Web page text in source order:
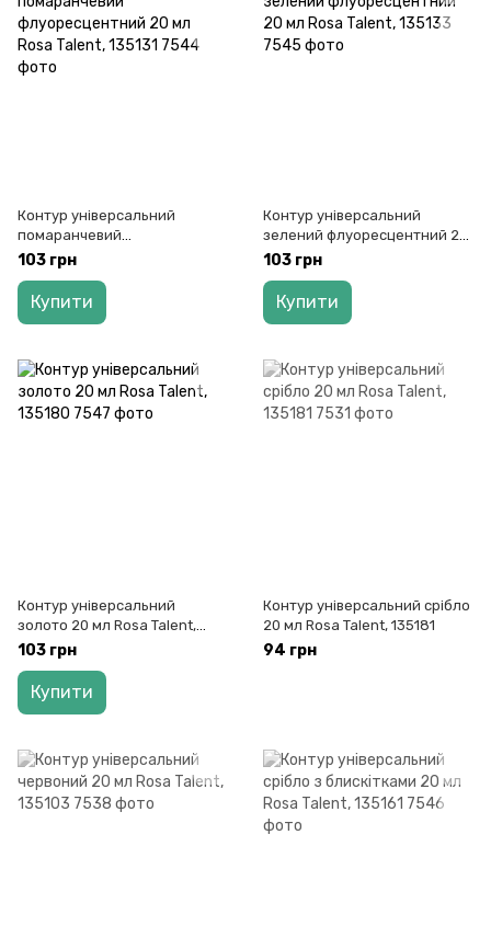
Контур універсальний
помаранчевий
флуоресцентний 20 мл Rosa
103 грн
Купити
Контур універсальний
зелений флуоресцентний 20
мл Rosa Talent, 135133
103 грн
Купити
Контур універсальний
золото 20 мл Rosa Talent,
135180
103 грн
Купити
Контур універсальний срібло
20 мл Rosa Talent, 135181
94 грн